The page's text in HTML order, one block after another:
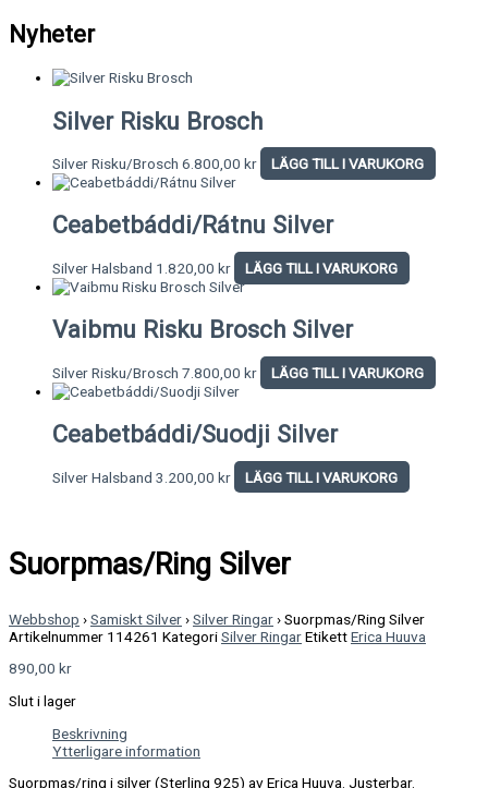
Nyheter
Silver Risku Brosch
Silver Risku/Brosch 6.800,00 kr LÄGG TILL I VARUKORG
Ceabetbáddi/Rátnu Silver
Silver Halsband 1.820,00 kr LÄGG TILL I VARUKORG
Vaibmu Risku Brosch Silver
Silver Risku/Brosch 7.800,00 kr LÄGG TILL I VARUKORG
Ceabetbáddi/Suodji Silver
Silver Halsband 3.200,00 kr LÄGG TILL I VARUKORG
Suorpmas/Ring Silver
Webbshop ›Samiskt Silver›Silver Ringar›Suorpmas/Ring Silver
Artikelnummer 114261 KategoriSilver RingarEtikettErica Huuva
890,00 kr
Slut i lager
Beskrivning
Ytterligare information
Suorpmas/ring i silver (Sterling 925) av Erica Huuva. Justerbar.